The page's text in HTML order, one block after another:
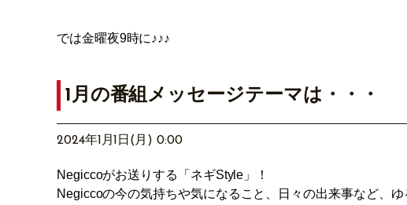
では金曜夜9時に♪♪♪
1月の番組メッセージテーマは・・・
2024年1月1日(月) 0:00
Negiccoがお送りする「ネギStyle」！
Negiccoの今の気持ちや気になること、日々の出来事など、